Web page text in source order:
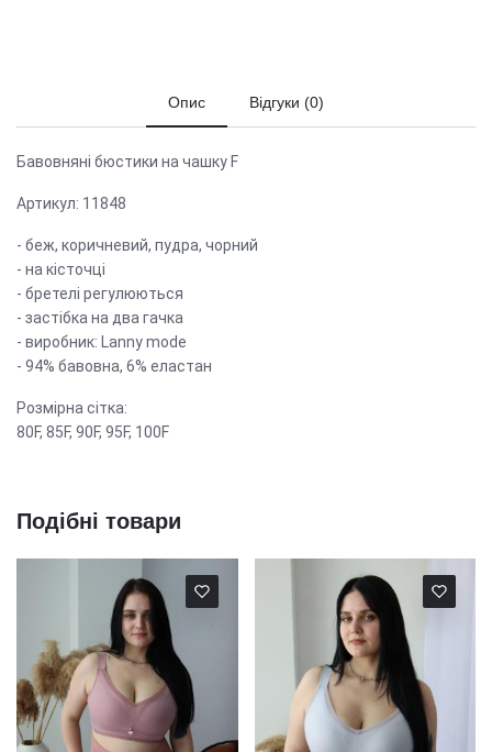
Опис Відгуки (0)
Бавовняні бюстики на чашку F
Артикул: 11848
- беж, коричневий, пудра, чорний
- на кісточці
- бретелі регулюються
- застібка на два гачка
- виробник: Lanny mode
- 94% бавовна, 6% еластан
Розмірна сітка:
80F, 85F, 90F, 95F, 100F
Подібні товари